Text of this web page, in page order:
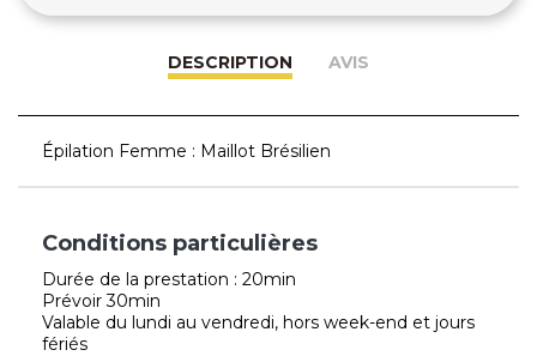
DESCRIPTION AVIS
Épilation Femme : Maillot Brésilien
Conditions particulières
Durée de la prestation : 20min
Prévoir 30min
Valable du lundi au vendredi, hors week-end et jours
fériés